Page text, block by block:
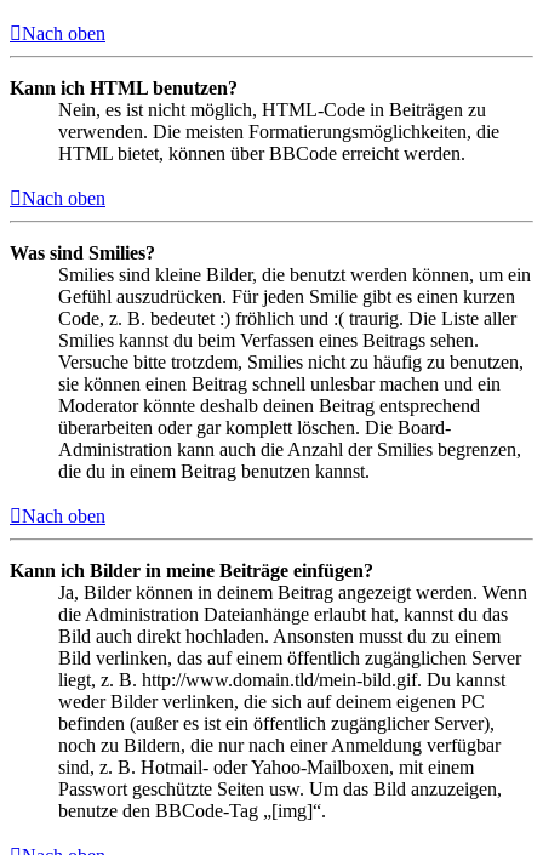
Nach oben
Kann ich HTML benutzen?
Nein, es ist nicht möglich, HTML-Code in Beiträgen zu
verwenden. Die meisten Formatierungsmöglichkeiten, die
HTML bietet, können über BBCode erreicht werden.
Nach oben
Was sind Smilies?
Smilies sind kleine Bilder, die benutzt werden können, um ein
Gefühl auszudrücken. Für jeden Smilie gibt es einen kurzen
Code, z. B. bedeutet :) fröhlich und :( traurig. Die Liste aller
Smilies kannst du beim Verfassen eines Beitrags sehen.
Versuche bitte trotzdem, Smilies nicht zu häufig zu benutzen,
sie können einen Beitrag schnell unlesbar machen und ein
Moderator könnte deshalb deinen Beitrag entsprechend
überarbeiten oder gar komplett löschen. Die Board-
Administration kann auch die Anzahl der Smilies begrenzen,
die du in einem Beitrag benutzen kannst.
Nach oben
Kann ich Bilder in meine Beiträge einfügen?
Ja, Bilder können in deinem Beitrag angezeigt werden. Wenn
die Administration Dateianhänge erlaubt hat, kannst du das
Bild auch direkt hochladen. Ansonsten musst du zu einem
Bild verlinken, das auf einem öffentlich zugänglichen Server
liegt, z. B. http://www.domain.tld/mein-bild.gif. Du kannst
weder Bilder verlinken, die sich auf deinem eigenen PC
befinden (außer es ist ein öffentlich zugänglicher Server),
noch zu Bildern, die nur nach einer Anmeldung verfügbar
sind, z. B. Hotmail- oder Yahoo-Mailboxen, mit einem
Passwort geschützte Seiten usw. Um das Bild anzuzeigen,
benutze den BBCode-Tag „[img]“.